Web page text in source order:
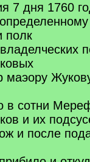
7 дня 1760
полк
в сотни
и их
и после